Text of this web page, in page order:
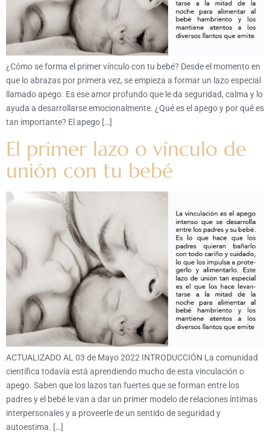
¿Cómo se forma el primer vínculo con tu bebé? Desde el momento en
que lo abrazas por primera vez, se empieza a formar un lazo especial
llamado apego. Es ese amor profundo que le da seguridad, calma y lo
ayuda a desarrollarse emocionalmente. ¿Qué es el apego y por qué es
tan importante? El apego […]
El primer lazo o vínculo de
unión con tu bebé
ACTUALIZADO AL 03 de Mayo 2022 INTRODUCCIÓN La comunidad
científica todavía está aprendiendo mucho de esta vinculación o
apego. Saben que los lazos tan fuertes que se forman entre los
padres y el bebé le van a dar un primer modelo de relaciones íntimas
interpersonales y a proveerle de un sentido de seguridad y
autoestima. […]